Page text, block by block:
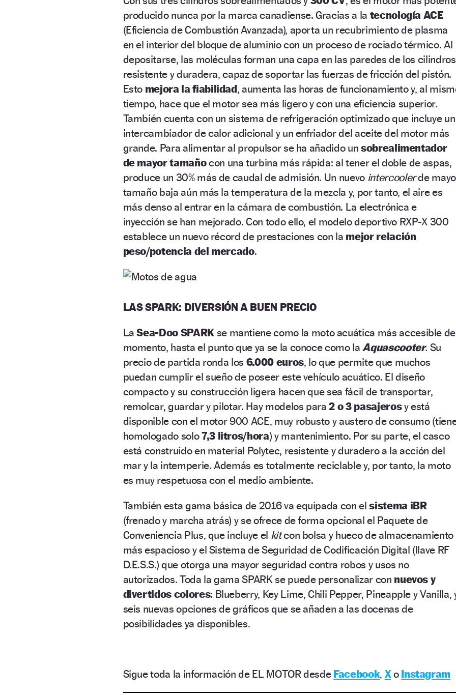
producido nunca por la marca canadiense. Gracias a la tecnología ACE
(Eficiencia de Combustión Avanzada), aporta un recubrimiento de plasma
en el interior del bloque de aluminio con un proceso de rociado térmico. Al
depositarse, las moléculas forman una capa en las paredes de los
resistente y duradera, capaz de soportar las fuerzas de fricción del pistón.
Esto mejora la fiabilidad, aumenta las horas de funcionamiento y, al
tiempo, hace que el motor sea más ligero y con una eficiencia superior.
También cuenta con un sistema de refrigeración optimizado que incluye un
intercambiador de calor adicional y un enfriador del aceite del motor más
grande. Para alimentar al propulsor se ha añadido un sobrealimentador
de mayor tamañocon una turbina más rápida: al tener el doble de aspas,
produce un 30% más de caudal de admisión. Un nuevo intercoolerde
tamaño baja aún más la temperatura de la mezcla y, por tanto, el aire es
más denso al entrar en la cámara de combustión. La electrónica e
inyección se han mejorado. Con todo ello, el modelo deportivo RXP-X 300
establece un nuevo récord de prestaciones con la mejor relación
peso/potencia del mercado.
LAS SPARK: DIVERSIÓN A BUEN PRECIO
LaSea-Doo SPARKse mantiene como la moto acuática más accesible
momento, hasta el punto que ya se la conoce como laAquascooter. Su
precio de partida ronda los 6.000 euros, lo que permite que muchos
puedan cumplir el sueño de poseer este vehículo acuático. El diseño
compacto y su construcción ligera hacen que sea fácil de transportar,
remolcar, guardar y pilotar. Hay modelos para2 o 3 pasajerosy está
disponible con el motor 900 ACE, muy robusto y austero de consumo
homologado solo7,3 litros/hora) y mantenimiento. Por su parte, el casco
está construido en material Polytec, resistente y duradero a la acción del
mar y la intemperie. Además es totalmente reciclable y, por tanto, la moto
es muy respetuosa con el medio ambiente.
También esta gama básica de 2016 va equipada con elsistema iBR
(frenado y marcha atrás) y se ofrece de forma opcional el Paquete de
Conveniencia Plus, que incluye el kitcon bolsa y hueco de almacenamiento
más espacioso y el Sistema de Seguridad de Codificación Digital (llave RF
D.E.S.S.) que otorga una mayor seguridad contra robos y usos no
autorizados. Toda la gama SPARK se puede personalizar con nuevos y
divertidos colores: Blueberry, Key Lime, Chili Pepper, Pineapple y Vanilla,
seis nuevas opciones de gráficos que se añaden a las docenas de
posibilidades ya disponibles.
Sigue toda la información de EL MOTOR desde Facebook, Xo Instagram